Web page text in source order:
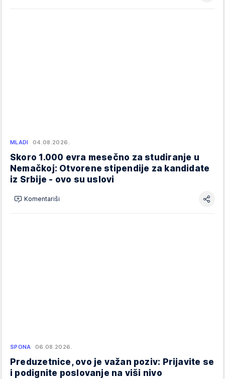
MLADI 04.08.2026.
Skoro 1.000 evra mesečno za studiranje u
Nemačkoj: Otvorene stipendije za kandidate
iz Srbije - ovo su uslovi
Komentariši
SPONA 06.08.2026.
Preduzetnice, ovo je važan poziv: Prijavite se
i podignite poslovanje na viši nivo